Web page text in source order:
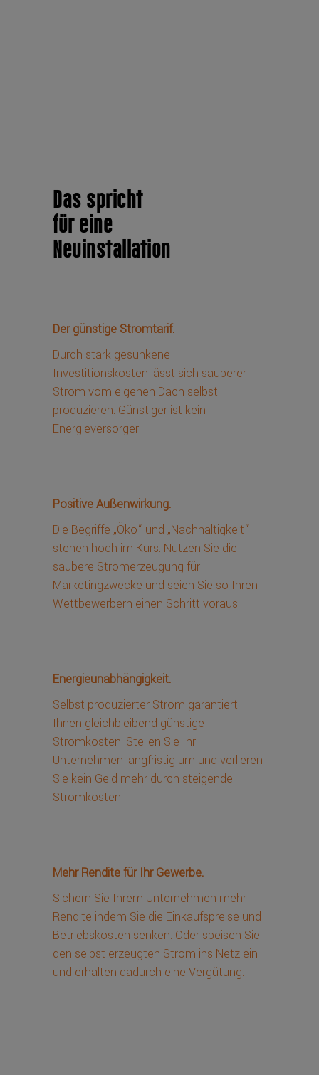
Das spricht
für eine
Neuinstallation
Der günstige Stromtarif.
Durch stark gesunkene
Investitionskosten lässt sich sauberer
Strom vom eigenen Dach selbst
produzieren. Günstiger ist kein
Energieversorger.
Positive Außenwirkung.
Die Begriffe „Öko“ und „Nachhaltigkeit“
stehen hoch im Kurs. Nutzen Sie die
saubere Stromerzeugung für
Marketingzwecke und seien Sie so Ihren
Wettbewerbern einen Schritt voraus.
Energieunabhängigkeit.
Selbst produzierter Strom garantiert
Ihnen gleichbleibend günstige
Stromkosten. Stellen Sie Ihr
Unternehmen langfristig um und verlieren
Sie kein Geld mehr durch steigende
Stromkosten.
Mehr Rendite für Ihr Gewerbe.
Sichern Sie Ihrem Unternehmen mehr
Rendite indem Sie die Einkaufspreise und
Betriebskosten senken. Oder speisen Sie
den selbst erzeugten Strom ins Netz ein
und erhalten dadurch eine Vergütung.